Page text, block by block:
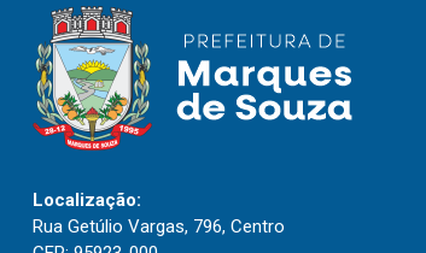
Localização:
Rua Getúlio Vargas, 796, Centro